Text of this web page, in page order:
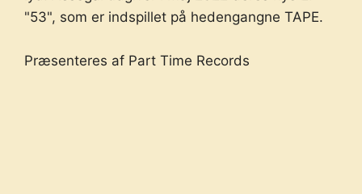
"53", som er indspillet på hedengangne TAPE.
Præsenteres af Part Time Records